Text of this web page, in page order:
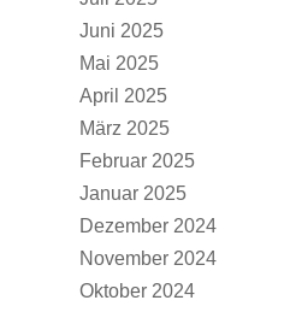
Juni 2025
Mai 2025
April 2025
März 2025
Februar 2025
Januar 2025
Dezember 2024
November 2024
Oktober 2024